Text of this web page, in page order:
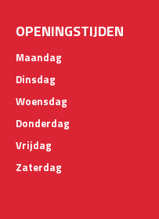
OPENINGSTIJDEN
Maandag
Dinsdag
Woensdag
Donderdag
Vrijdag
Zaterdag